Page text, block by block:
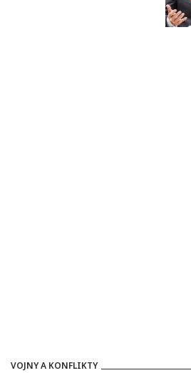
VOJNY A KONFLIKTY